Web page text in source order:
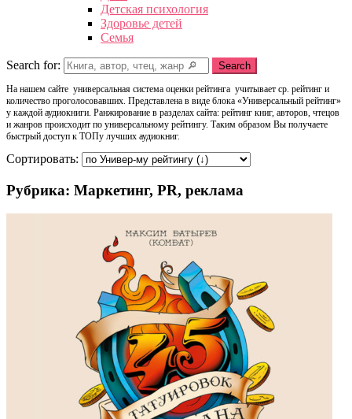
Детская психология
Здоровье детей
Семья
Search for: Search
На нашем сайте универсальная система оценки рейтинга учитывает ср. рейтинг и
количество проголосовавших. Представлена в виде блока «Универсальный рейтинг»
у каждой аудиокниги. Ранжирование в разделах сайта: рейтинг книг, авторов, чтецов
и жанров происходит по универсальному рейтингу. Таким образом Вы получаете
быстрый доступ к ТОПу лучших аудиокниг.
Сортировать:
Рубрика: Маркетинг, PR, реклама